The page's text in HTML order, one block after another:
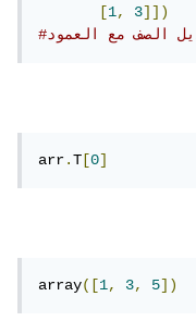
[1, 3]])
الصف مع العمود
arr.T [0]
array([1, 3, 5])